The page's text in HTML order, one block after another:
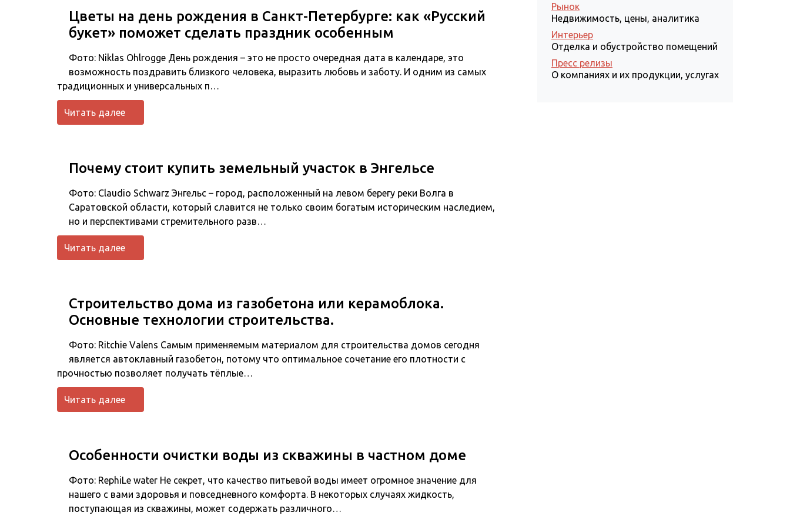
Цветы на день рождения в Санкт-Петербурге: как «Русский
букет» поможет сделать праздник особенным
Фото: Niklas Ohlrogge День рождения – это не просто очередная дата в календаре, это
возможность поздравить близкого человека, выразить любовь и заботу. И одним из самых
традиционных и универсальных п…
Читать далее
Почему стоит купить земельный участок в Энгельсе
Фото: Claudio Schwarz Энгельс – город, расположенный на левом берегу реки Волга в
Саратовской области, который славится не только своим богатым историческим наследием,
но и перспективами стремительного разв…
Читать далее
Строительство дома из газобетона или керамоблока.
Основные технологии строительства.
Фото: Ritchie Valens Самым применяемым материалом для строительства домов сегодня
является автоклавный газобетон, потому что оптимальное сочетание его плотности с
прочностью позволяет получать тёплые…
Читать далее
Особенности очистки воды из скважины в частном доме
Фото: RephiLe water Не секрет, что качество питьевой воды имеет огромное значение для
нашего с вами здоровья и повседневного комфорта. В некоторых случаях жидкость,
поступающая из скважины, может содержать различного…
Рынок
Недвижимость, цены, аналитика
Интерьер
Отделка и обустройство помещений
Пресс релизы
О компаниях и их продукции, услугах